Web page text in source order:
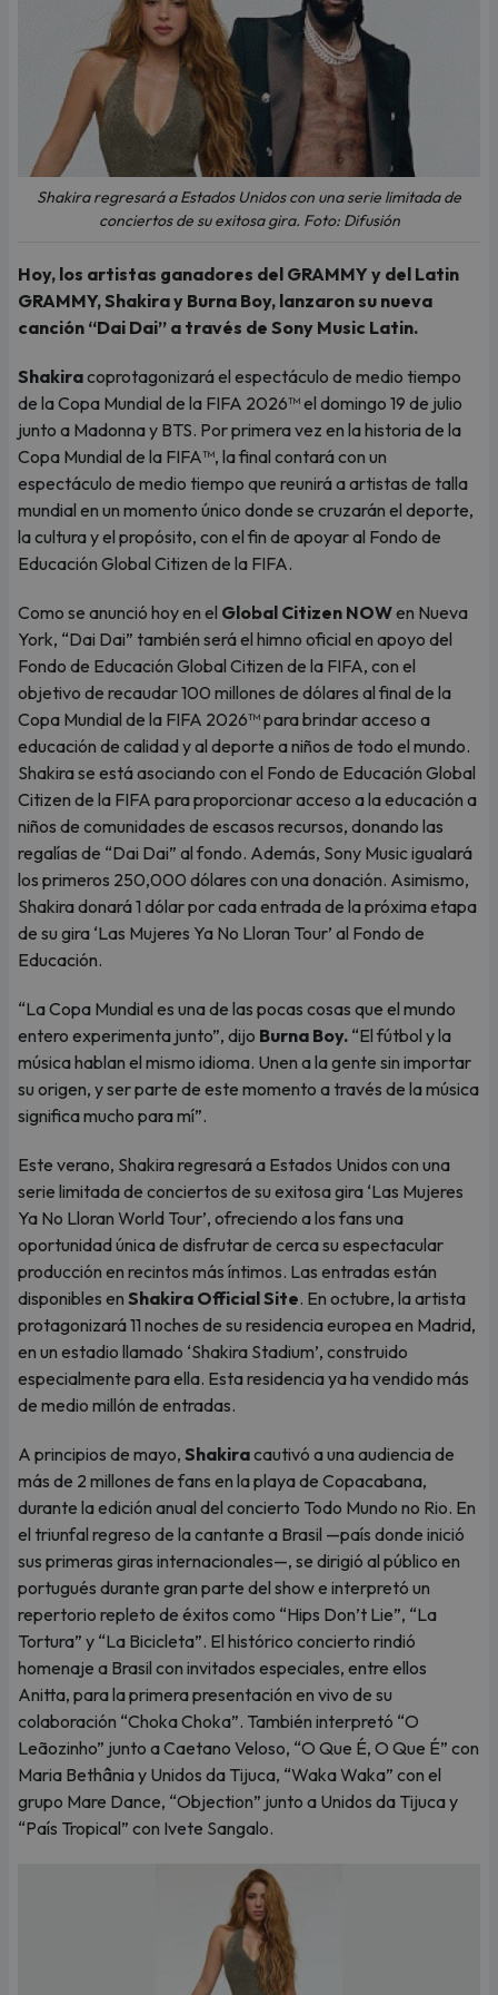
Shakira regresará a Estados Unidos con una serie limitada de
conciertos de su exitosa gira. Foto: Difusión
Hoy, los artistas ganadores del GRAMMY y del Latin
GRAMMY, Shakira y Burna Boy, lanzaron su nueva
canción “Dai Dai” a través de Sony Music Latin.
Shakiracoprotagonizará el espectáculo de medio tiempo
de la Copa Mundial de la FIFA 2026™ el domingo 19 de julio
junto a Madonna y BTS. Por primera vez en la historia de la
Copa Mundial de la FIFA™, la final contará con un
espectáculo de medio tiempo que reunirá a artistas de talla
mundial en un momento único donde se cruzarán el deporte,
la cultura y el propósito, con el fin de apoyar al Fondo de
Educación Global Citizen de la FIFA.
Como se anunció hoy en el Global Citizen NOWen Nueva
York, “Dai Dai” también será el himno oficial en apoyo del
Fondo de Educación Global Citizen de la FIFA, con el
objetivo de recaudar 100 millones de dólares al final de la
Copa Mundial de la FIFA 2026™ para brindar acceso a
educación de calidad y al deporte a niños de todo el mundo.
Shakira se está asociando con el Fondo de Educación Global
Citizen de la FIFA para proporcionar acceso a la educación a
niños de comunidades de escasos recursos, donando las
regalías de “Dai Dai” al fondo. Además, Sony Music igualará
los primeros 250,000 dólares con una donación. Asimismo,
Shakira donará 1 dólar por cada entrada de la próxima etapa
de su gira ‘Las Mujeres Ya No Lloran Tour’ al Fondo de
Educación.
“La Copa Mundial es una de las pocas cosas que el mundo
entero experimenta junto”, dijo Burna Boy. “El fútbol y la
música hablan el mismo idioma. Unen a la gente sin importar
su origen, y ser parte de este momento a través de la música
significa mucho para mí”.
Este verano, Shakira regresará a Estados Unidos con una
serie limitada de conciertos de su exitosa gira ‘Las Mujeres
Ya No Lloran World Tour’, ofreciendo a los fans una
oportunidad única de disfrutar de cerca su espectacular
producción en recintos más íntimos. Las entradas están
disponibles en Shakira Official Site. En octubre, la artista
protagonizará 11 noches de su residencia europea en Madrid,
en un estadio llamado ‘Shakira Stadium’, construido
especialmente para ella. Esta residencia ya ha vendido más
de medio millón de entradas.
A principios de mayo, Shakiracautivó a una audiencia de
más de 2 millones de fans en la playa de Copacabana,
durante la edición anual del concierto Todo Mundo no Rio. En
el triunfal regreso de la cantante a Brasil —país donde inició
sus primeras giras internacionales—, se dirigió al público en
portugués durante gran parte del show e interpretó un
repertorio repleto de éxitos como “Hips Don’t Lie”, “La
Tortura” y “La Bicicleta”. El histórico concierto rindió
homenaje a Brasil con invitados especiales, entre ellos
Anitta, para la primera presentación en vivo de su
colaboración “Choka Choka”. También interpretó “O
Leãozinho” junto a Caetano Veloso, “O Que É, O Que É” con
Maria Bethânia y Unidos da Tijuca, “Waka Waka” con el
grupo Mare Dance, “Objection” junto a Unidos da Tijuca y
“País Tropical” con Ivete Sangalo.